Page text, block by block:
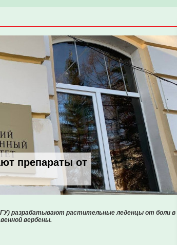
препараты от
разрабатывают растительные леденцы от боли в
вербены.